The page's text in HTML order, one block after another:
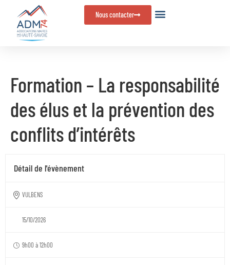
Nous contacter
Formation – La responsabilité
des élus et la prévention des
conflits d’intérêts
Détail de l'évènement
VULBENS
15/10/2026
9h00 à 12h00
Panneau de gestion des cookies